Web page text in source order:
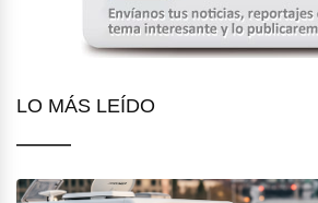
LO MÁS LEÍDO